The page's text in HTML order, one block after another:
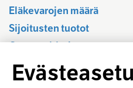
Eläkevarojen määrä
Sijoitusten tuotot
Osavuositiedot
Tilastotietokanta
Sijoitustoiminnan sääntely